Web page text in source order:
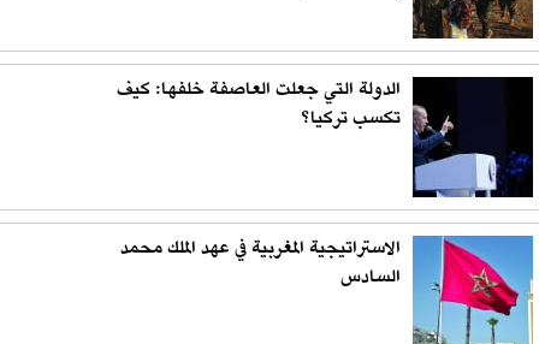
الدولة التي جعلت العاصفة خلفها: كيف
تكسب تركيا؟
الاستراتيجية المغربية في عهد الملك محمد
السادس